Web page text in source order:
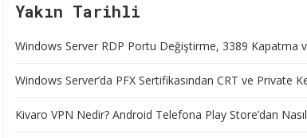
Yakın Tarihli
Windows Server RDP Portu Değiştirme, 3389 Kapatma
Windows Server’da PFX Sertifikasından CRT ve Private
Kivaro VPN Nedir? Android Telefona Play Store’dan